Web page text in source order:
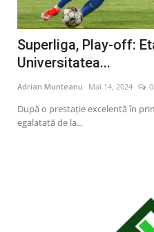
Superliga, Play-off:
Universitatea...
Adrian Munteanu Mai 14, 2024 0
După o prestaţie excelentă în
egalatată de la...